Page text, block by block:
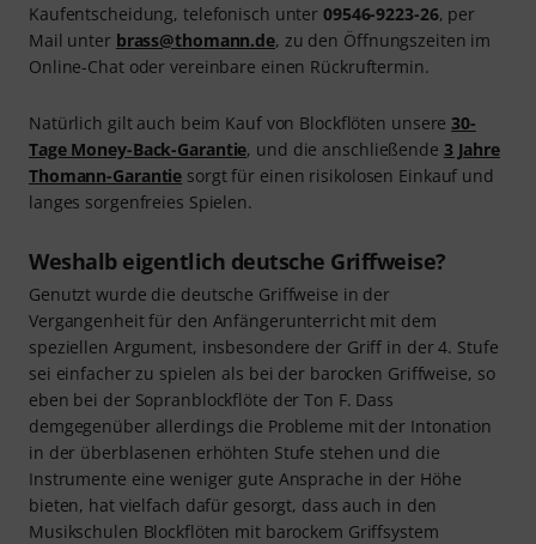
Kaufentscheidung, telefonisch unter09546-9223-26, per
Mail unter brass@thomann.de, zu den Öffnungszeiten im
Online-Chat oder vereinbare einen Rückruftermin.
Natürlich gilt auch beim Kauf von Blockflöten unsere30-
Tage Money-Back-Garantie, und die anschließende 3 Jahre
Thomann-Garantie sorgt für einen risikolosen Einkauf und
langes sorgenfreies Spielen.
Weshalb eigentlich deutsche Griffweise?
Genutzt wurde die deutsche Griffweise in der
Vergangenheit für den Anfängerunterricht mit dem
speziellen Argument, insbesondere der Griff in der 4. Stufe
sei einfacher zu spielen als bei der barocken Griffweise, so
eben bei der Sopranblockflöte der Ton F. Dass
demgegenüber allerdings die Probleme mit der Intonation
in der überblasenen erhöhten Stufe stehen und die
Instrumente eine weniger gute Ansprache in der Höhe
bieten, hat vielfach dafür gesorgt, dass auch in den
Musikschulen Blockflöten mit barockem Griffsystem